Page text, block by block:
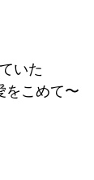
いた
をこめて〜